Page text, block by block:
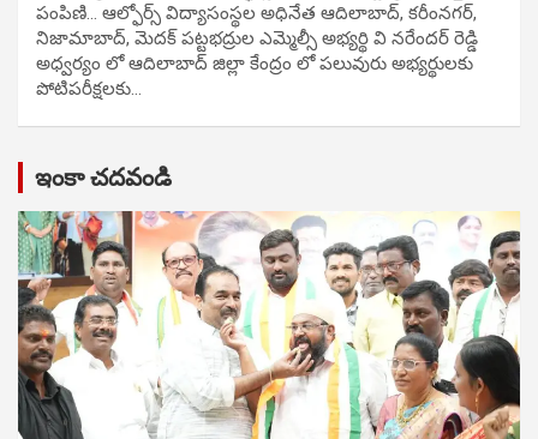
పంపిణి… ఆల్ఫోర్స్ విద్యాసంస్థల అధినేత ఆదిలాబాద్, కరీంనగర్,
నిజామాబాద్, మెదక్ పట్టభద్రుల ఎమ్మెల్సీ అభ్యర్థి వి నరేందర్ రెడ్డి
అధ్వర్యం లో ఆదిలాబాద్ జిల్లా కేంద్రం లో పలువురు అభ్యర్థులకు
పోటిప‌రీక్ష‌ల‌కు…
ఇంకా చదవండి